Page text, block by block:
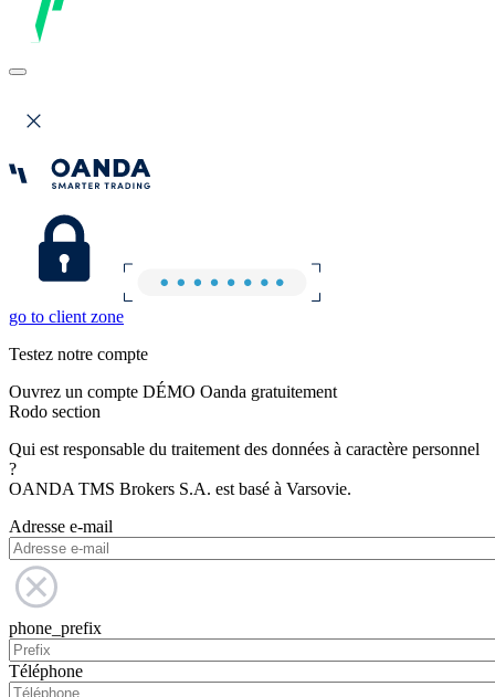
go to client zone
Testez notre compte
Ouvrez un compte DÉMO Oanda gratuitement
Rodo section
Qui est responsable du traitement des données à caractère personnel
?
OANDA TMS Brokers S.A. est basé à Varsovie.
Adresse e-mail
phone_prefix
Téléphone